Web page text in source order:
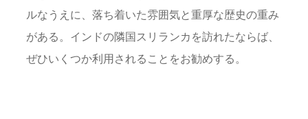
ルなうえに、落ち着いた雰囲気と重厚な歴史の重み
がある。インドの隣国スリランカを訪れたならば、
ぜひいくつか利用されることをお勧めする。